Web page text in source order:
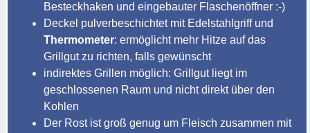
Besteckhaken und eingebauter Flaschenöffner :-)
Deckel pulverbeschichtet mit Edelstahlgriff und
Thermometer: ermöglicht mehr Hitze auf das
Grillgut zu richten, falls gewünscht
indirektes Grillen möglich: Grillgut liegt im
geschlossenen Raum und nicht direkt über den
Kohlen
Der Rost ist groß genug um Fleisch zusammen mit